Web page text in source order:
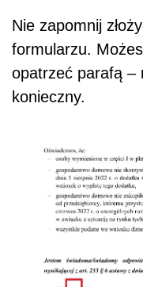
Nie zapomnij
formularzu.
opatrzeć parafą –
konieczny.